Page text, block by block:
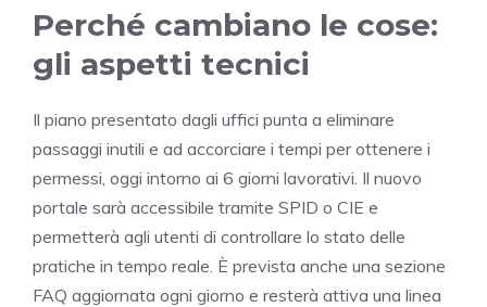
Perché cambiano le cose:
gli aspetti tecnici
Il piano presentato dagli uffici punta a eliminare
passaggi inutili e ad accorciare i tempi per ottenere i
permessi, oggi intorno ai 6 giorni lavorativi. Il nuovo
portale sarà accessibile tramite SPID o CIE e
permetterà agli utenti di controllare lo stato delle
pratiche in tempo reale. È prevista anche una sezione
FAQ aggiornata ogni giorno e resterà attiva una linea